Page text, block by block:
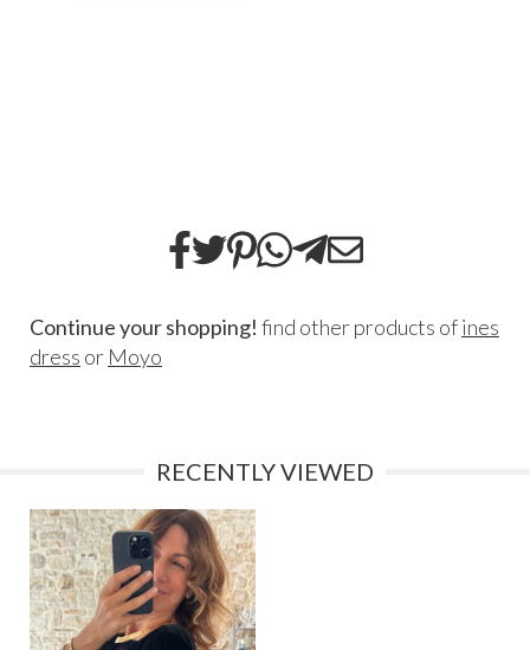
Continue your shopping! find other products ofines
dress or Moyo
RECENTLY VIEWED